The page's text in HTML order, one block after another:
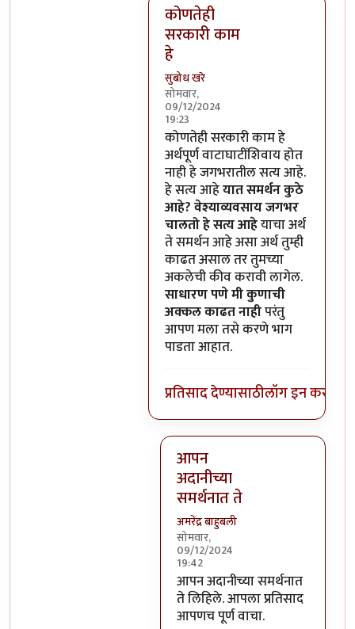
कोणतेही
सरकारी काम
हे
सुबोध खरे
सोमवार,
09/12/2024
19:23
In reply toकोणतेही सरकारी काम हे
कोणतेही सरकारी काम हे
अर्थपूर्ण वाटाघाटींशिवाय होत
नाही हे जगभरातील सत्य आहे.
हे सत्य आहेयात समर्थन कुठे
आहे?वेश्याव्यवसाय जगभर
चालतो हे सत्य आहेयाचा अर्थ
ते समर्थन आहे असा अर्थ तुम्ही
काढत असाल तर तुमच्या
अकलेची कीव करावी लागेल.
साधारण पणे मी कुणाची
अक्कल काढत नाहीपरंतु
आपण मला तसे करणे भाग
पाडता आहात.
प्रतिसाद देण्यासाठीलॉग इन करा
आपन
अदानीच्या
समर्थनात ते
अमरेंद्र बाहुबली
सोमवार,
09/12/2024
19:42
In reply toकोणतेही सरकारी काम
आपन अदानीच्या समर्थनात
ते लिहिले. आपला प्रतिसाद
आपणच पूर्ण वाचा.